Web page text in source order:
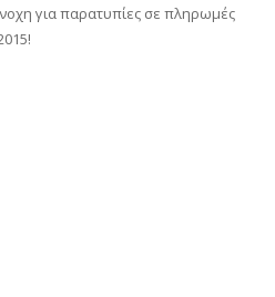
για παρατυπίες σε πληρωμές